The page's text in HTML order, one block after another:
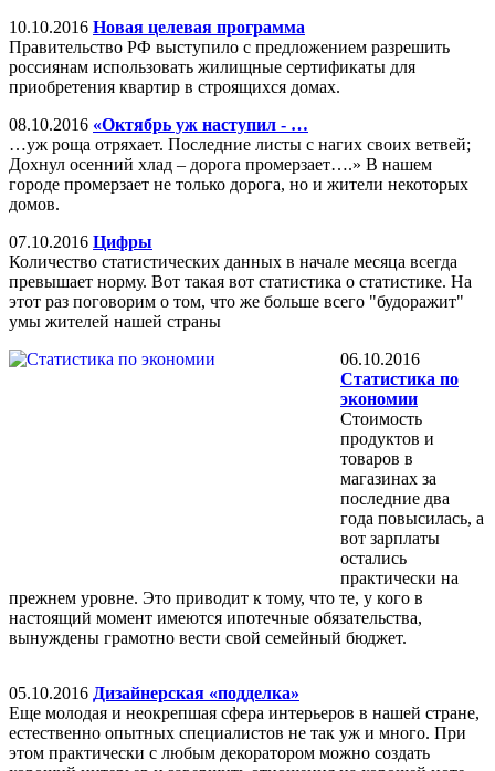
10.10.2016 Новая целевая программа
Правительство РФ выступило с предложением разрешить
россиянам использовать жилищные сертификаты для
приобретения квартир в строящихся домах.
08.10.2016 «Октябрь уж наступил - …
…уж роща отряхает. Последние листы с нагих своих ветвей;
Дохнул осенний хлад – дорога промерзает….» В нашем
городе промерзает не только дорога, но и жители некоторых
домов.
07.10.2016 Цифры
Количество статистических данных в начале месяца всегда
превышает норму. Вот такая вот статистика о статистике. На
этот раз поговорим о том, что же больше всего "будоражит"
умы жителей нашей страны
06.10.2016
Статистика по
экономии
Стоимость
продуктов и
товаров в
магазинах за
последние два
года повысилась, а
вот зарплаты
остались
практически на
прежнем уровне. Это приводит к тому, что те, у кого в
настоящий момент имеются ипотечные обязательства,
вынуждены грамотно вести свой семейный бюджет.
05.10.2016 Дизайнерская «подделка»
Еще молодая и неокрепшая сфера интерьеров в нашей стране,
естественно опытных специалистов не так уж и много. При
этом практически с любым декоратором можно создать